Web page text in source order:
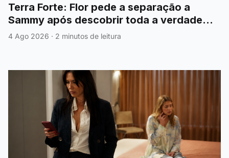
Terra Forte: Flor pede a separação a
Sammy após descobrir toda a verdade
sobre António
4 Ago 2026 · 2 minutos de leitura